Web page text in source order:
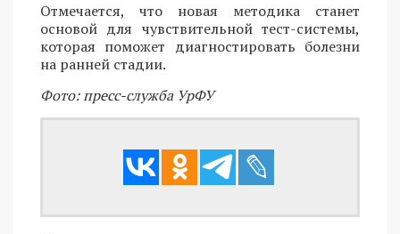
Отмечается, что новая методика станет
основой для чувствительной тест-системы,
которая поможет диагностировать болезни
на ранней стадии.
Фото: пресс-служба УрФУ